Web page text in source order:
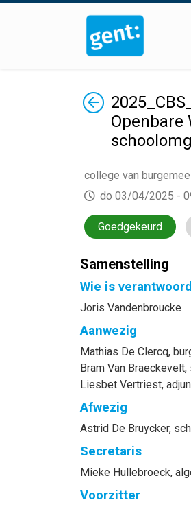
Terug
Openbare
college van
do 03/04/2025 -
Goedgekeurd
Samenstelling
Wie is
Joris Vandenbroucke
Aanwezig
Mathias De Clercq,
Bram Van Braeckevelt,
Liesbet Vertriest,
Afwezig
Astrid De Bruycker,
Secretaris
Mieke Hullebroeck,
Voorzitter